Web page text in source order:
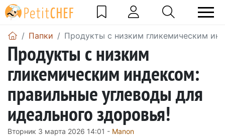
Папки Продукты с низким гликемическим
Продукты с низким
гликемическим индексом:
правильные углеводы для
идеального здоровья!
Вторник 3 марта 2026 14:01 - Manon